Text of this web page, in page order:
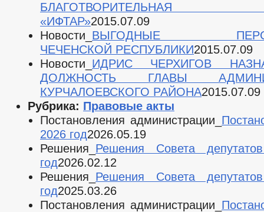
БЛАГОТВОРИТЕЛЬНАЯ
«ИФТАР»2015.07.09
Новости_ ВЫГОДНЫЕ
ЧЕЧЕНСКОЙ РЕСПУБЛИКИ2015.07.09
Новости_ ИДРИС ЧЕРХИГОВ
ДОЛЖНОСТЬ ГЛАВЫ
КУРЧАЛОЕВСКОГО РАЙОНА2015.07.09
Рубрика: Правовые акты
Постановления администрации_
2026 год2026.05.19
Решения_ Решения Совета
год2026.02.12
Решения_ Решения Совета
год2025.03.26
Постановления администрации_